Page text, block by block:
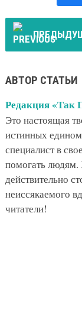
АВТОР СТАТЬИ
Редакция «Так
Это настоящая
истинных
специалист в
помогать
действительно
неиссякаемого
читатели!